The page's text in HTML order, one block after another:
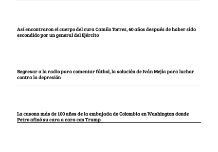
Así encontraron el cuerpo del cura Camilo Torres, 60 años después de haber sido
escondido por un general del Ejército
Regresar a la radio para comentar fútbol, la solución de Iván Mejía para luchar
contra la depresión
La casona más de 100 años de la embajada de Colombia en Washington donde
Petro afinó su cara a cara con Trump